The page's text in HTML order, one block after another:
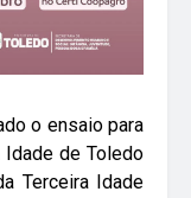
o ensaio para
de Toledo
Terceira Idade